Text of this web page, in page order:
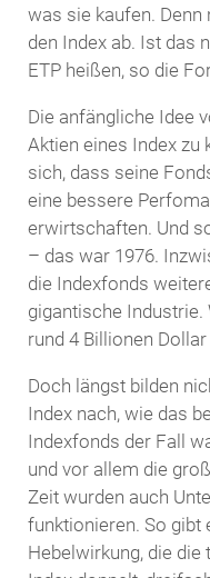
was sie kaufen. Denn
den Index ab. Ist das
ETP heißen, so die
Die anfängliche Idee
Aktien eines Index zu
sich, dass seine
eine bessere
erwirtschaften. Und
– das war 1976.
die Indexfonds
gigantische
rund 4 Billionen Dollar
Doch längst bilden
Index nach, wie das
Indexfonds der Fall
und vor allem die
Zeit wurden auch
funktionieren. So gibt
Hebelwirkung, die